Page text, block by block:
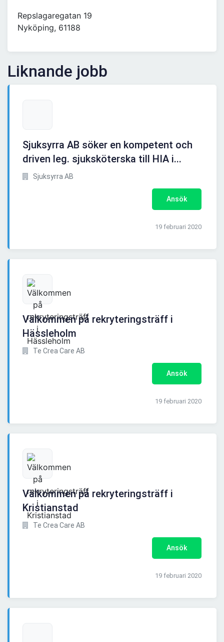
Repslagaregatan 19
Nyköping, 61188
Liknande jobb
Sjuksyrra AB söker en kompetent och
driven leg. sjuksköterska till HIA i...
Sjuksyrra AB
Ansök
19 februari 2020
Välkommen på rekryteringsträff i
Hässleholm
Te Crea Care AB
Ansök
19 februari 2020
Välkommen på rekryteringsträff i
Kristianstad
Te Crea Care AB
Ansök
19 februari 2020